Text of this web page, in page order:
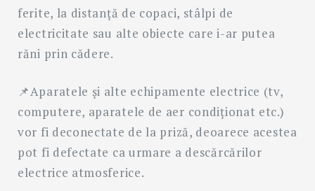
ferite, la distanţă de copaci, stâlpi de
electricitate sau alte obiecte care i-ar putea
răni prin cădere.
📌Aparatele şi alte echipamente electrice (tv,
computere, aparatele de aer condiţionat etc.)
vor fi deconectate de la priză, deoarece acestea
pot fi defectate ca urmare a descărcărilor
electrice atmosferice.